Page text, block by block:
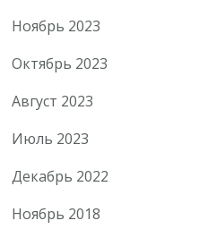
Ноябрь 2023
Октябрь 2023
Август 2023
Июль 2023
Декабрь 2022
Ноябрь 2018